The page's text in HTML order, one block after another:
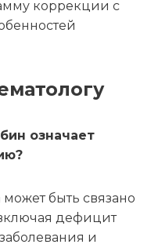
коррекции с
означает
быть связано
дефицит
и